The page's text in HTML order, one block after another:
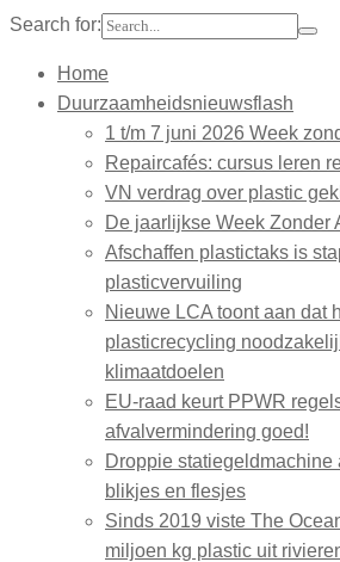
Search for:
Home
Duurzaamheidsnieuwsflash
1 t/m 7 juni 2026 Week
Repaircafés: cursus leren
VN verdrag over plastic
De jaarlijkse Week Zonder
Afschaffen plastictaks is
plasticvervuiling
Nieuwe LCA toont aan dat
plasticrecycling
klimaatdoelen
EU-raad keurt PPWR
afvalvermindering goed!
Droppie statiegeldmachine
blikjes en flesjes
Sinds 2019 viste The
miljoen kg plastic uit